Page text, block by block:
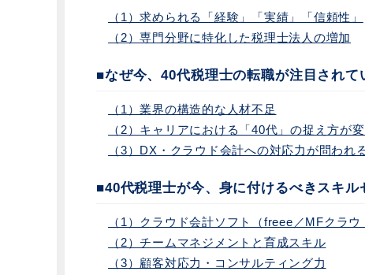
（1）求められる「経験」「実績」「信頼性」
（2）専門分野に特化した税理士法人の増加
■なぜ今、40代税理士の転職が注目されて
（1）業界の構造的な人材不足
（2）キャリアにおける「40代」の捉え方が
（3）DX・クラウド会計への対応力が問われ
■40代税理士が今、身に付けるべきスキル
（1）クラウド会計ソフト（freee／MFクラ
（2）チームマネジメントと育成スキル
（3）顧客対応力・コンサルティング力